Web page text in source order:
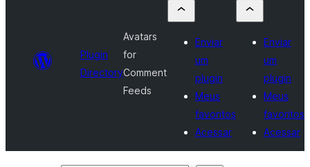
Plugin
Directory
Avatars
for
Comment
Feeds
Enviar
um
plugin
Meus
favoritos
Acessar
Enviar
um
plugin
Meus
favoritos
Acessar